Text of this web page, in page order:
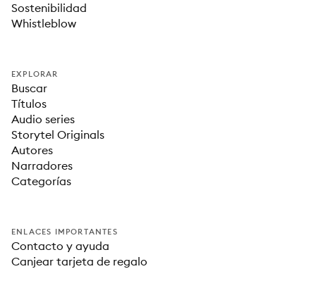
Sostenibilidad
Whistleblow
EXPLORAR
Buscar
Títulos
Audio series
Storytel Originals
Autores
Narradores
Categorías
ENLACES IMPORTANTES
Contacto y ayuda
Canjear tarjeta de regalo